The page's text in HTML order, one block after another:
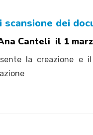
scansione dei
Canteli il 1
la creazione